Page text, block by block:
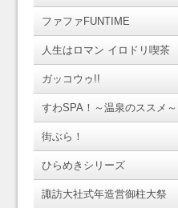
ファファFUNTIME
人生はロマン イロドリ喫茶
ガッコウゥ!!
すわSPA！～温泉のススメ～
街ぶら！
ひらめきシリーズ
諏訪大社式年造営御柱大祭